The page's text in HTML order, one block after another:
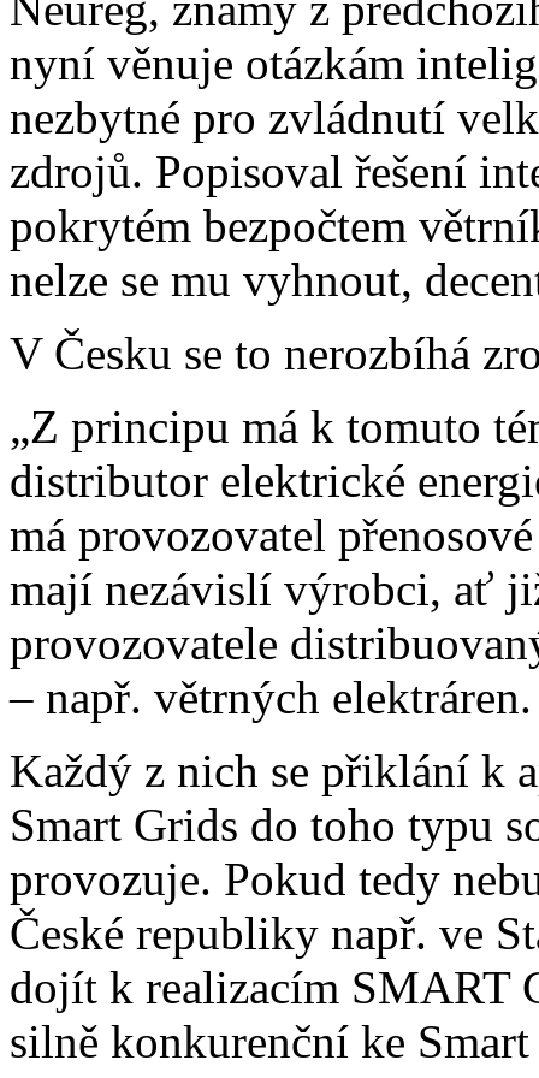
nyní věnuje otázkám
nezbytné pro zvládnutí
zdrojů. Popisoval řešení
pokrytém bezpočtem
nelze se mu vyhnout,
V Česku se to nerozbíhá
„Z principu má k tomuto
distributor elektrické
má provozovatel
mají nezávislí výrobci, ať
provozovatele
– např. větrných elektráren.
Každý z nich se přiklání k
Smart Grids do toho typu
provozuje. Pokud tedy
České republiky např. ve
dojít k realizacím SMART
silně konkurenční ke